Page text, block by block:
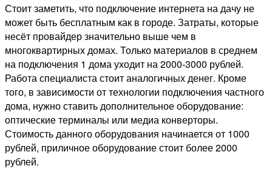
Стоит заметить, что подключение интернета на дачу не
может быть бесплатным как в городе. Затраты, которые
несёт провайдер значительно выше чем в
многоквартирных домах. Только материалов в среднем
на подключения 1 дома уходит на 2000-3000 рублей.
Работа специалиста стоит аналогичных денег. Кроме
того, в зависимости от технологии подключения частного
дома, нужно ставить дополнительное оборудование:
оптические терминалы или медиа конверторы.
Стоимость данного оборудования начинается от 1000
рублей, приличное оборудование стоит более 2000
рублей.